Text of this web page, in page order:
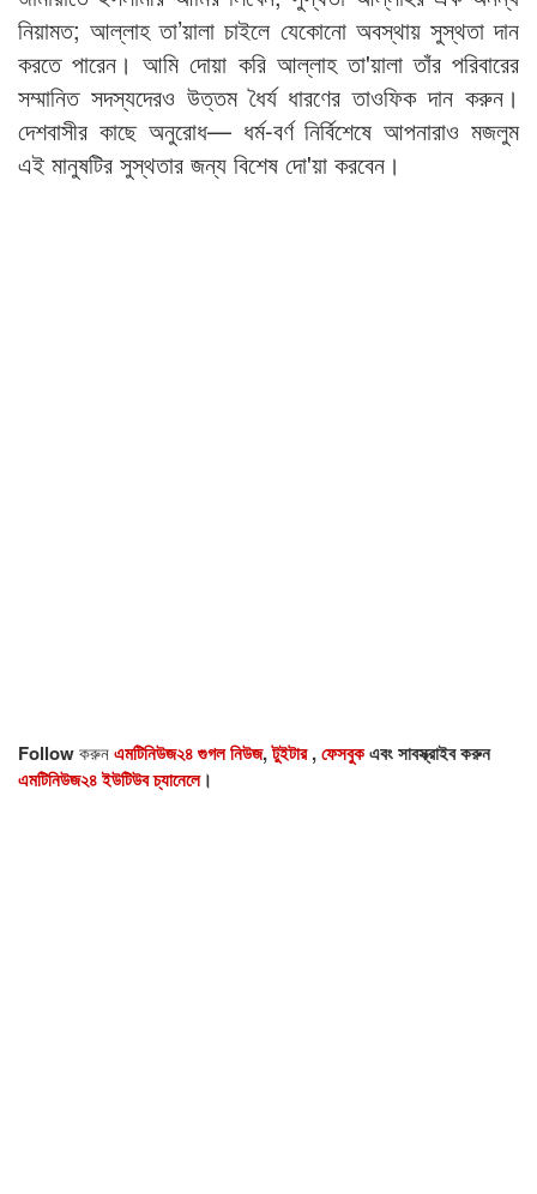
নিয়ামত; আল্লাহ তা’য়ালা চাইলে যেকোনো অবস্থায় সুস্থতা দান
করতে পারেন। আমি দোয়া করি আল্লাহ তা'য়ালা তাঁর পরিবারের
সম্মানিত সদস্যদেরও উত্তম ধৈর্য ধারণের তাওফিক দান করুন।
দেশবাসীর কাছে অনুরোধ— ধর্ম-বর্ণ নির্বিশেষে আপনারাও মজলুম
এই মানুষটির সুস্থতার জন্য বিশেষ দো'য়া করবেন।
Followকরুনএমটিনিউজ২৪ গুগল নিউজ,টুইটার,ফেসবুকএবং সাবস্ক্রাইব করুন
এমটিনিউজ২৪ ইউটিউব চ্যানেলে।